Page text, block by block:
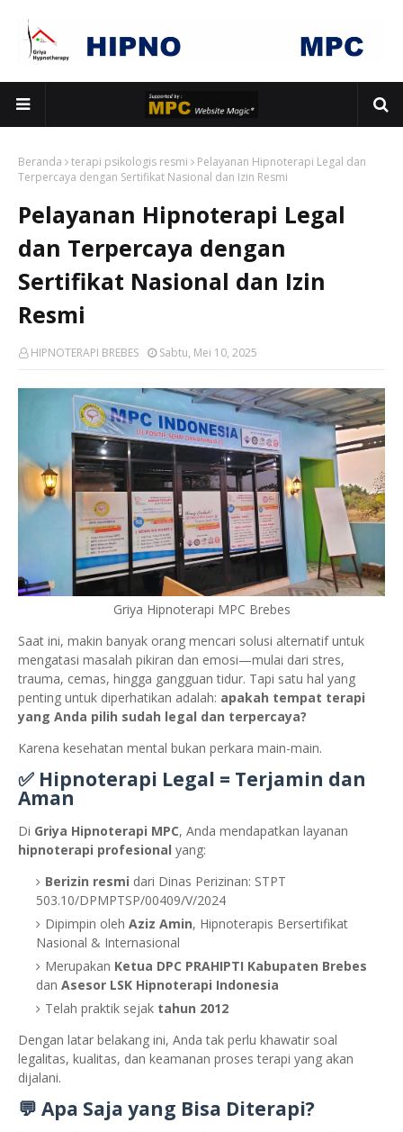
Beranda terapi psikologis resmi
Pelayanan Hipnoterapi Legal dan
Terpercaya dengan Sertifikat Nasional dan Izin Resmi
Pelayanan Hipnoterapi Legal
dan Terpercaya dengan
Sertifikat Nasional dan Izin
Resmi
HIPNOTERAPI BREBES Sabtu, Mei 10, 2025
Griya Hipnoterapi MPC Brebes
Saat ini, makin banyak orang mencari solusi alternatif untuk
mengatasi masalah pikiran dan emosi—mulai dari stres,
trauma, cemas, hingga gangguan tidur. Tapi satu hal yang
penting untuk diperhatikan adalah: apakah tempat terapi
yang Anda pilih sudah legal dan terpercaya?
Karena kesehatan mental bukan perkara main-main.
✅ Hipnoterapi Legal = Terjamin dan
Aman
Di Griya Hipnoterapi MPC, Anda mendapatkan layanan
hipnoterapi profesional yang:
Berizin resmi dari Dinas Perizinan: STPT
503.10/DPMPTSP/00409/V/2024
Dipimpin oleh Aziz Amin, Hipnoterapis Bersertifikat
Nasional & Internasional
Merupakan Ketua DPC PRAHIPTI Kabupaten Brebes
dan Asesor LSK Hipnoterapi Indonesia
Telah praktik sejak tahun 2012
Dengan latar belakang ini, Anda tak perlu khawatir soal
legalitas, kualitas, dan keamanan proses terapi yang akan
dijalani.
💬 Apa Saja yang Bisa Diterapi?